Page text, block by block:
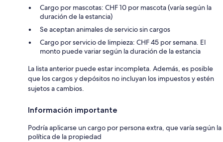
Cargo por mascotas: CHF 10 por mascota (varía según la
duración de la estancia)
Se aceptan animales de servicio sin cargos
Cargo por servicio de limpieza: CHF 45 por semana. El
monto puede variar según la duración de la estancia
La lista anterior puede estar incompleta. Además, es posible
que los cargos y depósitos no incluyan los impuestos y estén
sujetos a cambios.
Información importante
Podría aplicarse un cargo por persona extra, que varía según la
política de la propiedad